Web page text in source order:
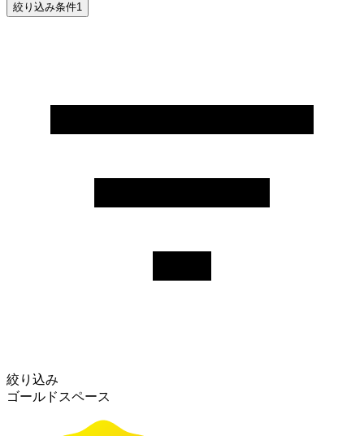
絞り込み条件1
絞り込み
ゴールドスペース